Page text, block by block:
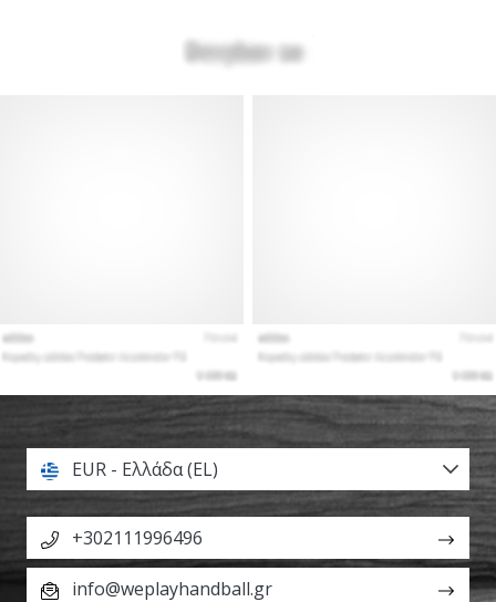
EUR - Ελλάδα (EL)
+302111996496
info@weplayhandball.gr